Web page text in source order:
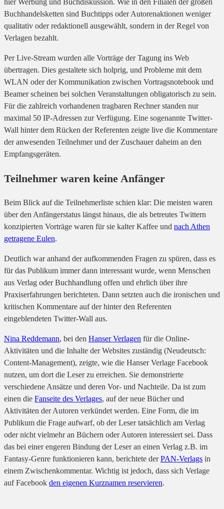
hier Werbung und Buchdiskussion. Wie in den Filialen der großen
Buchhandelsketten sind Buchtipps oder Autorenaktionen weniger
qualitativ oder redaktionell ausgewählt, sondern in der Regel von
Verlagen bezahlt.
Per Live-Stream wurden alle Vorträge der Tagung ins Web
übertragen. Dies gestaltete sich holprig, und Probleme mit dem
WLAN oder der Kommunikation zwischen Vortragsnotebook und
Beamer scheinen bei solchen Veranstaltungen obligatorisch zu sein.
Für die zahlreich vorhandenen tragbaren Rechner standen nur
maximal 50 IP-Adressen zur Verfügung. Eine sogenannte Twitter-
Wall hinter dem Rücken der Referenten zeigte live die Kommentare
der anwesenden Teilnehmer und der Zuschauer daheim an den
Empfangsgeräten.
Teilnehmer waren keine Anfänger
Beim Blick auf die Teilnehmerliste schien klar: Die meisten waren
über den Anfängerstatus längst hinaus, die als betreutes Twittern
konzipierten Vorträge waren für sie kalter Kaffee und nach Athen
getragene Eulen.
Deutlich war anhand der aufkommenden Fragen zu spüren, dass es
für das Publikum immer dann interessant wurde, wenn Menschen
aus Verlag oder Buchhandlung offen und ehrlich über ihre
Praxiserfahrungen berichteten. Dann setzten auch die ironischen und
kritischen Kommentare auf der hinter den Referenten
eingeblendeten Twitter-Wall aus.
Nina Reddemann, bei den Hanser Verlagen für die Online-
Aktivitäten und die Inhalte der Websites zuständig (Neudeutsch:
Content-Management), zeigte, wie die Hanser Verlage Facebook
nutzen, um dort die Leser zu erreichen. Sie demonstrierte
verschiedene Ansätze und deren Vor- und Nachteile. Da ist zum
einen die Fanseite des Verlages, auf der neue Bücher und
Aktivitäten der Autoren verkündet werden. Eine Form, die im
Publikum die Frage aufwarf, ob der Leser tatsächlich am Verlag
oder nicht vielmehr an Büchern oder Autoren interessiert sei. Dass
das bei einer engeren Bindung der Leser an einen Verlag z.B. im
Fantasy-Genre funktionieren kann, berichtete derPAN-Verlags in
einem Zwischenkommentar. Wichtig ist jedoch, dass sich Verlage
auf Facebook den eigenen Kurznamen reservieren.